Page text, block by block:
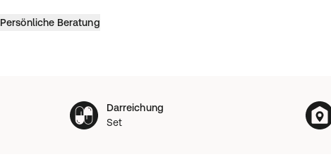
Persönliche Beratung
Darreichung
Set